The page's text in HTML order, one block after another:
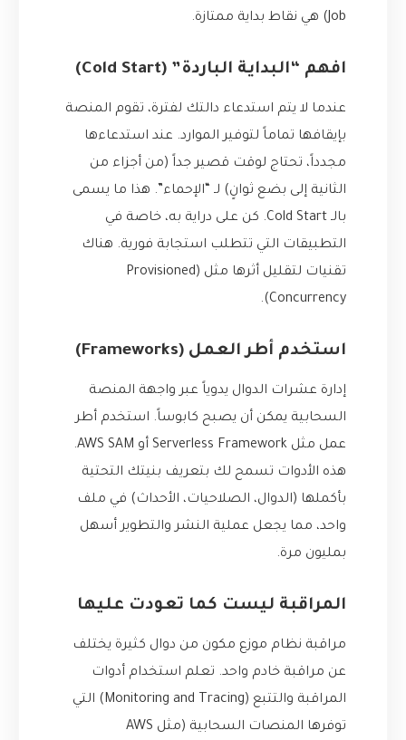
Job) هي نقاط بداية ممتازة.
افهم “البداية الباردة” (Cold Start)
عندما لا يتم استدعاء دالتك لفترة، تقوم المنصة
بإيقافها تماماً لتوفير الموارد. عند استدعاءها
مجدداً، تحتاج لوقت قصير جداً (من أجزاء من
الثانية إلى بضع ثوانٍ) لـ “الإحماء”. هذا ما يسمى
بالـ Cold Start. كن على دراية به، خاصة في
التطبيقات التي تتطلب استجابة فورية. هناك
تقنيات لتقليل أثرها مثل (Provisioned
Concurrency).
استخدم أطر العمل (Frameworks)
إدارة عشرات الدوال يدوياً عبر واجهة المنصة
السحابية يمكن أن يصبح كابوساً. استخدم أطر
عمل مثل Serverless Framework
أو AWS SAM.
هذه الأدوات تسمح لك بتعريف بنيتك التحتية
بأكملها (الدوال، الصلاحيات، الأحداث) في ملف
واحد، مما يجعل عملية النشر والتطوير أسهل
بمليون مرة.
المراقبة ليست كما تعودت عليها
مراقبة نظام موزع مكون من دوال كثيرة يختلف
عن مراقبة خادم واحد. تعلم استخدام أدوات
المراقبة والتتبع (Monitoring and Tracing) التي
توفرها المنصات السحابية (مثل AWS